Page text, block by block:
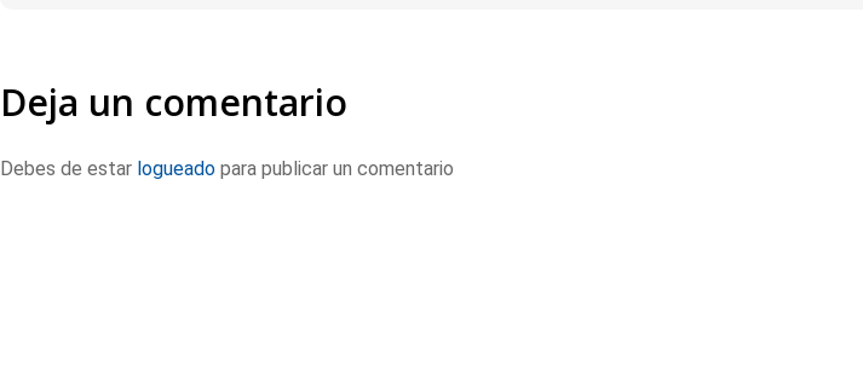
Deja un comentario
Debes de estar logueado para publicar un comentario